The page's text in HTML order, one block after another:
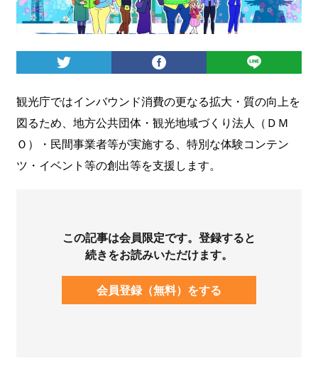
観光庁ではインバウンド消費の更なる拡大・質の向上を
図るため、地方公共団体・観光地域づくり法人（ＤＭ
Ｏ）・民間事業者等が実施する、特別な体験コンテン
ツ・イベント等の創出等を支援します。
この記事は会員限定です。登録すると
続きをお読みいただけます。
会員登録（無料）をする